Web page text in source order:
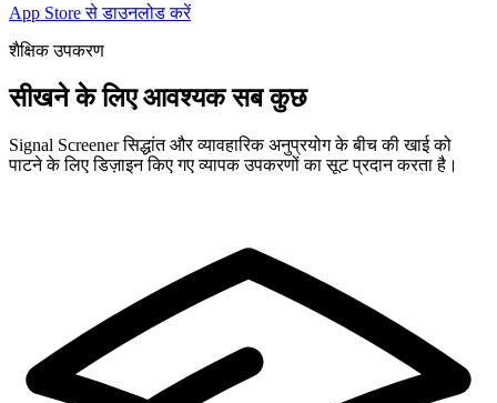
App Store से डाउनलोड करें
शैक्षिक उपकरण
सीखने के लिए आवश्यक सब कुछ
Signal Screener सिद्धांत और व्यावहारिक अनुप्रयोग के बीच की खाई को
पाटने के लिए डिज़ाइन किए गए व्यापक उपकरणों का सूट प्रदान करता है।